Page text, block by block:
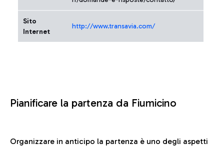
Sito
Internet
http://www.transavia.com/
Pianificare la partenza da Fiumicino
Organizzare in anticipo la partenza è uno degli aspetti